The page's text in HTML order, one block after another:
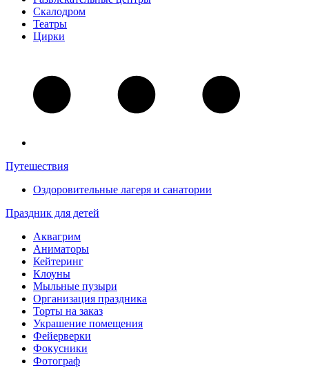
Скалодром
Театры
Цирки
Путешествия
Оздоровительные лагеря и санатории
Праздник для детей
Аквагрим
Аниматоры
Кейтеринг
Клоуны
Мыльные пузыри
Организация праздника
Торты на заказ
Украшение помещения
Фейерверки
Фокусники
Фотограф